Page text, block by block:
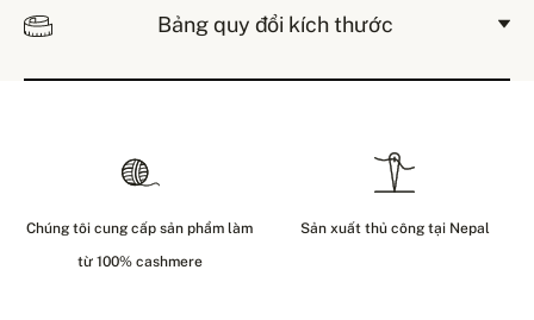
Bảng quy đổi kích thước
Chúng tôi cung cấp sản phẩm làm
từ 100% cashmere
Sản xuất thủ công tại Nepal